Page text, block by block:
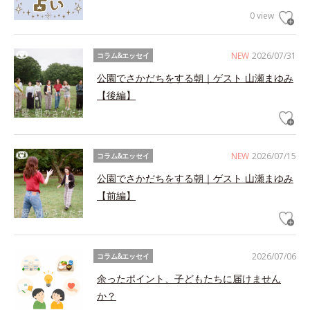
0 view
NEW 2026/07/31
コラム&エッセイ
公園でさかだちをする朝｜ゲスト 山瀬まゆみ
【後編】
NEW 2026/07/15
コラム&エッセイ
公園でさかだちをする朝｜ゲスト 山瀬まゆみ
【前編】
2026/07/06
コラム&エッセイ
余ったポイント、子どもたちに届けません
か？